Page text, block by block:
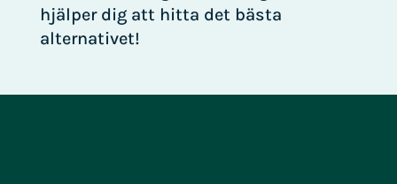
hjälper dig att hitta det bästa
alternativet!